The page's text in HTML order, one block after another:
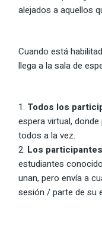
alejados a aquellos
Cuando está
llega a la sala de
Todos los
espera virtual,
todos a la vez.
Los
estudiantes
unan, pero envía a
sesión / parte de su